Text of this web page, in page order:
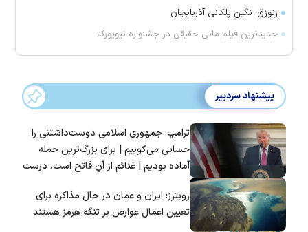
زنوزق؛ نگین پلکانی آذربایجان
جدیدترین فیلم مانی حقیقی در جشنواره نیویورک
پیشنهاد سردبیر
ترامپ: جمهوری اسلامی دوست‌داشتنی را
حسابی می‌کوبیم | برای بزرگ‌ترین حمله
آماده بودیم | غنائم از آنِ فاتح است، درست
رویترز: ایران و عمان در حال مذاکره برای
تعیین اعمال عوارض بر تنگه هرمز هستند